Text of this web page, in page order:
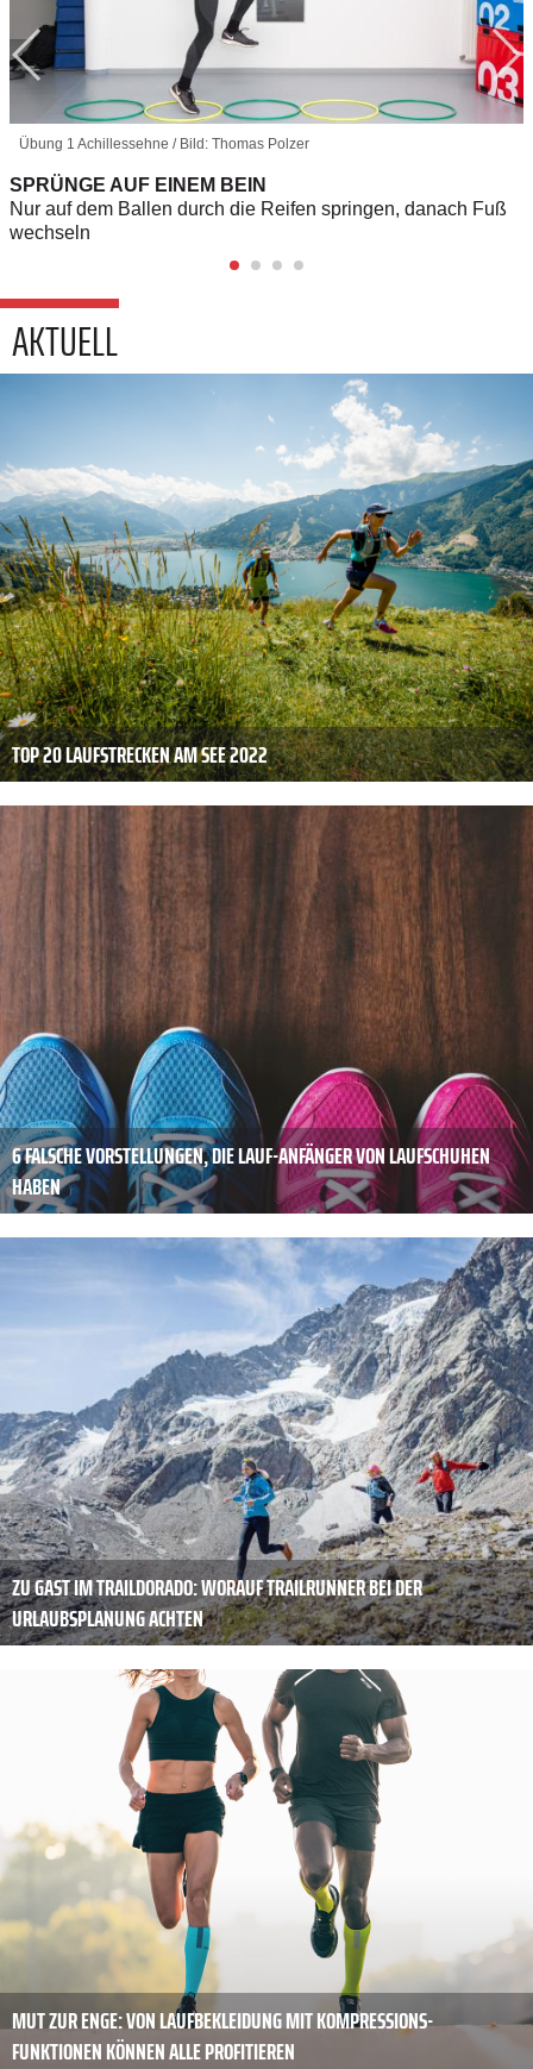
Übung 1 Achillessehne / Bild: Thomas Polzer
SPRÜNGE AUF EINEM BEIN
Nur auf dem Ballen durch die Reifen springen, danach Fuß
wechseln
AKTUELL
TOP 20 LAUFSTRECKEN AM SEE 2022
6 FALSCHE VORSTELLUNGEN, DIE LAUF-ANFÄNGER VON LAUFSCHUHEN
HABEN
ZU GAST IM TRAILDORADO: WORAUF TRAILRUNNER BEI DER
URLAUBSPLANUNG ACHTEN
MUT ZUR ENGE: VON LAUFBEKLEIDUNG MIT KOMPRESSIONS-
FUNKTIONEN KÖNNEN ALLE PROFITIEREN